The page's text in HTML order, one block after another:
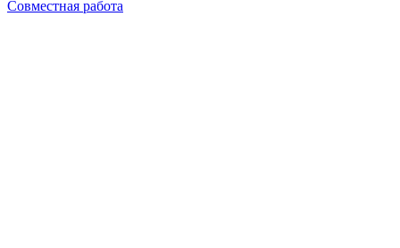
Совместная работа